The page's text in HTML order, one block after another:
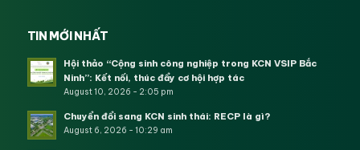
TIN MỚI NHẤT
Hội thảo “Cộng sinh công nghiệp trong KCN VSIP Bắc
Ninh”: Kết nối, thúc đẩy cơ hội hợp tác
August 10, 2026 - 2:05 pm
Chuyển đổi sang KCN sinh thái: RECP là gì?
August 6, 2026 - 10:29 am